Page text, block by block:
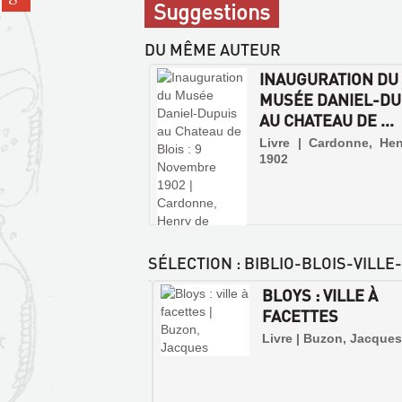
(Nouvelle
sur
place
Suggestions
DU MÊME AUTEUR
INAUGURATION DU
MUSÉE DANIEL-
AU CHATEAU DE ...
Livre | Cardonne,
1902
SÉLECTION : BIBLIO-BLOIS-
BLOYS : VILLE À
FACETTES
Livre | Buzon,